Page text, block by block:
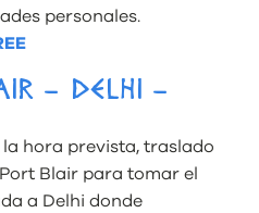
personales.
– DELHI –
la hora prevista, traslado
Blair para tomar el
a Delhi donde